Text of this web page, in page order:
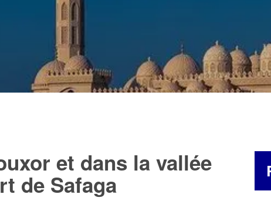
et dans la vallée
de Safaga